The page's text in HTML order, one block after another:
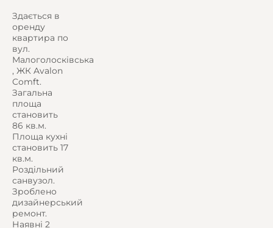
Здається в
оренду
квартира по
вул.
Малоголосківська
, ЖК Avalon
Comft.
Загальна
площа
становить
86 кв.м.
Площа кухні
становить 17
кв.м.
Роздільний
санвузол.
Зроблено
дизайнерський
ремонт.
Наявні 2